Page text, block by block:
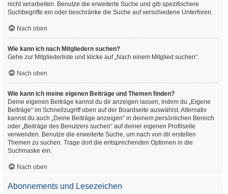
nicht verarbeiten. Benutze die erweiterte Suche und gib spezifischere
Suchbegriffe ein oder beschränke die Suche auf verschiedene Unterforen.
Nach oben
Wie kann ich nach Mitgliedern suchen?
Gehe zur Mitgliederliste und klicke auf „Nach einem Mitglied suchen“.
Nach oben
Wie kann ich meine eigenen Beiträge und Themen finden?
Deine eigenen Beiträge kannst du dir anzeigen lassen, indem du „Eigene
Beiträge“ im Schnellzugriff oben auf der Boardseite auswählst. Alternativ
kannst du auch „Deine Beiträge anzeigen“ in deinem persönlichen Bereich
oder „Beiträge des Benutzers suchen“ auf deiner eigenen Profilseite
verwenden. Benutze die erweiterte Suche, um nach von dir erstellen
Themen zu suchen. Trage dort die entsprechenden Optionen in die
Suchmaske ein.
Nach oben
Abonnements und Lesezeichen